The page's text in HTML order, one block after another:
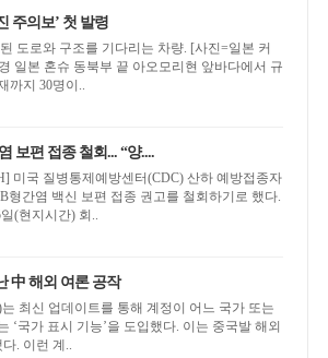
진... ‘후발지진 주의보’ 첫 발령
도로와 구조를 기다리는 차량. [사진=일본 커
일본 혼슈 동북부 끝 아오모리현 앞바다에서 규
까지 30명이..
보편 접종 철회... “양....
미국 질병통제예방센터(CDC) 산하 예방접종자
형간염 백신 보편 접종 권고를 철회하기로 했다.
(현지시간) 회..
中 해외 여론 공작
최신 업데이트를 통해 계정이 어느 국가 또는
‘국가 표시 기능’을 도입했다. 이는 중국발 해외
. 이런 계..